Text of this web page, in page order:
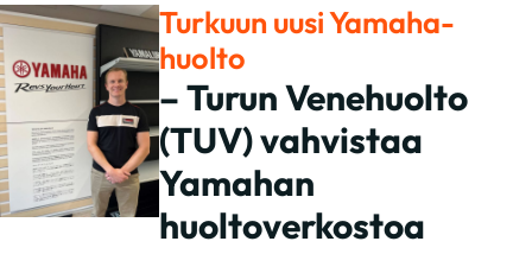
Turkuun uusi Yamaha-
huolto
– Turun Venehuolto
(TUV) vahvistaa
Yamahan
huoltoverkostoa